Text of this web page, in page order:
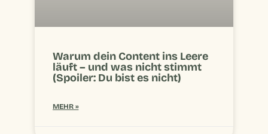
Warum dein Content ins Leere
läuft – und was nicht stimmt
(Spoiler: Du bist es nicht)
MEHR »